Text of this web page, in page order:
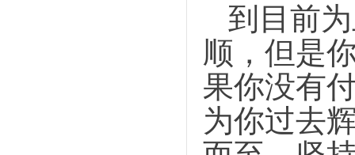
到目前
顺，但是
果你没有
为你过去